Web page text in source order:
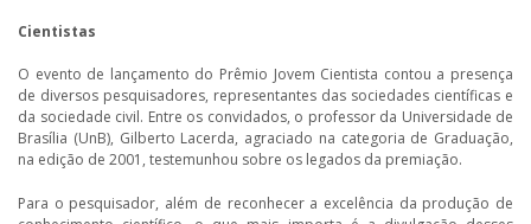
Cientistas
O evento de lançamento do Prêmio Jovem Cientista contou a presença
de diversos pesquisadores, representantes das sociedades científicas e
da sociedade civil. Entre os convidados, o professor da Universidade de
Brasília (UnB), Gilberto Lacerda, agraciado na categoria de Graduação,
na edição de 2001, testemunhou sobre os legados da premiação.
Para o pesquisador, além de reconhecer a excelência da produção de